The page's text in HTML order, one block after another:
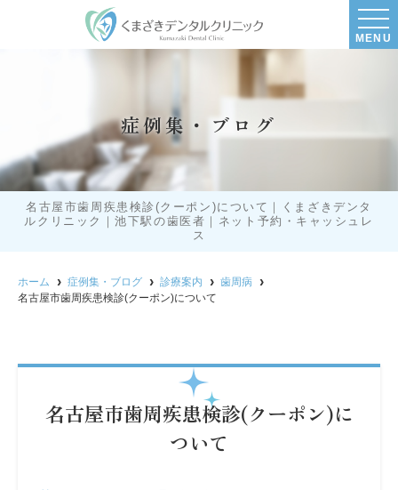
MENU
症例集・ブログ
名古屋市歯周疾患検診(クーポン)について｜くまざきデンタ
ルクリニック｜池下駅の歯医者｜ネット予約・キャッシュレ
ス
ホーム 症例集・ブログ 診療案内
歯周病
名古屋市歯周疾患検診(クーポン)について
名古屋市歯周疾患検診(クーポン)に
ついて